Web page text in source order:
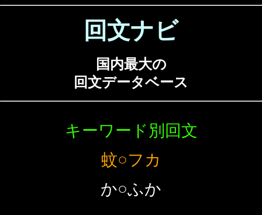
回文ナビ
国内最大の
回文データベース
キーワード別回文
蚊○フカ
か○ふか